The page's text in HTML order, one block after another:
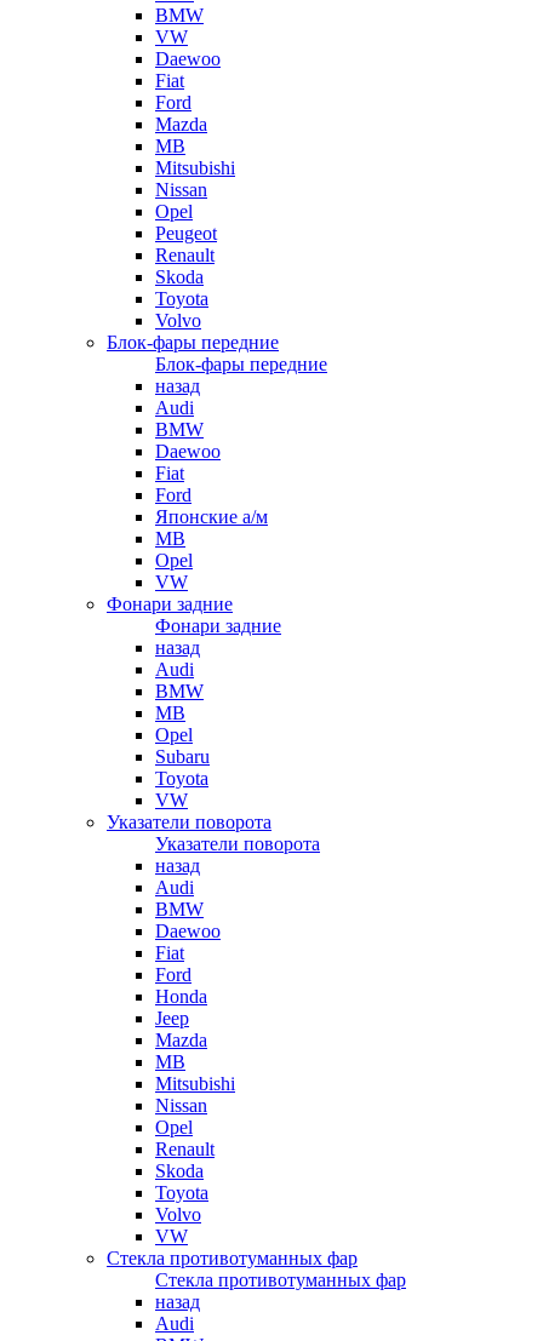
BMW
VW
Daewoo
Fiat
Ford
Mazda
MB
Mitsubishi
Nissan
Opel
Peugeot
Renault
Skoda
Toyota
Volvo
Блок-фары передние
Блок-фары передние
назад
Audi
BMW
Daewoo
Fiat
Ford
Японские а/м
MB
Opel
VW
Фонари задние
Фонари задние
назад
Audi
BMW
MB
Opel
Subaru
Toyota
VW
Указатели поворота
Указатели поворота
назад
Audi
BMW
Daewoo
Fiat
Ford
Honda
Jeep
Mazda
MB
Mitsubishi
Nissan
Opel
Renault
Skoda
Toyota
Volvo
VW
Стекла противотуманных фар
Стекла противотуманных фар
назад
Audi